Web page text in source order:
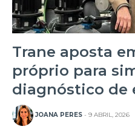
Trane aposta
próprio para
diagnóstico de
JOANA PERES - 9 ABRIL, 2026